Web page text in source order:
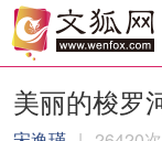
美丽的梭罗